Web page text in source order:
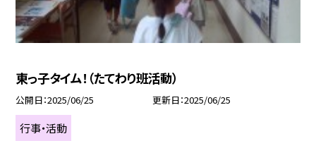
東っ子タイム！（たてわり班活動）
公開日 2025/06/25 更新日 2025/06/25
行事・活動